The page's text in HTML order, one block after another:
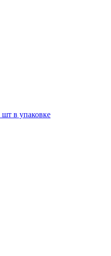
в упаковке